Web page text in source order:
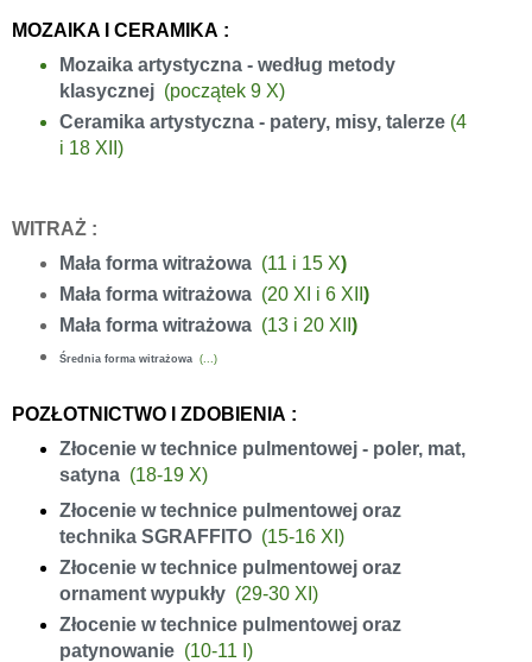
MOZAIKA I CERAMIKA :
Mozaika artystyczna - według metody
klasycznej (początek 9 X)
Ceramika artystyczna - patery, misy, talerze (4
i 18 XII)
WITRAŻ :
Mała forma witrażowa (11 i 15 X)
Mała forma witrażowa (20 XI i 6 XII )
Mała forma witrażowa (13 i 20 XII )
Średnia forma witrażowa (...)
POZŁOTNICTWO I ZDOBIENIA :
Złocenie w technice pulmentowej - poler, mat,
satyna (18-19 X)
Złocenie w technice pulmentowej oraz
technika SGRAFFITO (15-16 XI)
Złocenie w technice pulmentowej oraz
ornament wypukły (29-30 XI)
Złocenie w technice pulmentowej oraz
patynowanie (10-11 I)